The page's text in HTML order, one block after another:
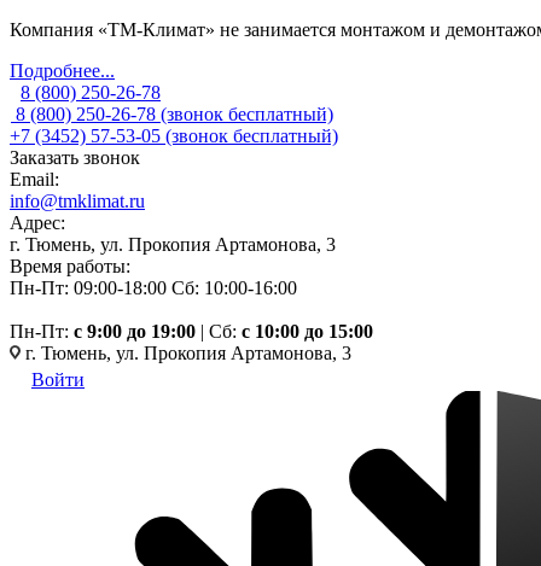
Компания «ТМ-Климат» не занимается монтажом и
Подробнее...
8 (800) 250-26-78
8 (800) 250-26-78 (звонок бесплатный)
+7 (3452) 57-53-05 (звонок бесплатный)
Заказать звонок
Email:
info@tmklimat.ru
Адрес:
г. Тюмень, ул. Прокопия Артамонова, 3
Время работы:
Пн-Пт: 09:00-18:00 Сб: 10:00-16:00
Пн-Пт: c 9:00 до 19:00 | Сб: с 10:00 до 15:00
г. Тюмень, ул. Прокопия Артамонова, 3
Войти